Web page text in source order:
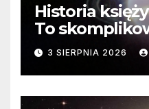
Historia
To
3 SIERPNIA 2026